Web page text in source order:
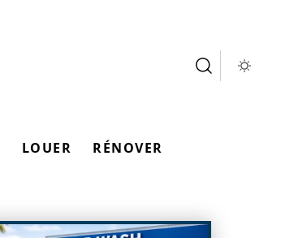
LOUER RÉNOVER